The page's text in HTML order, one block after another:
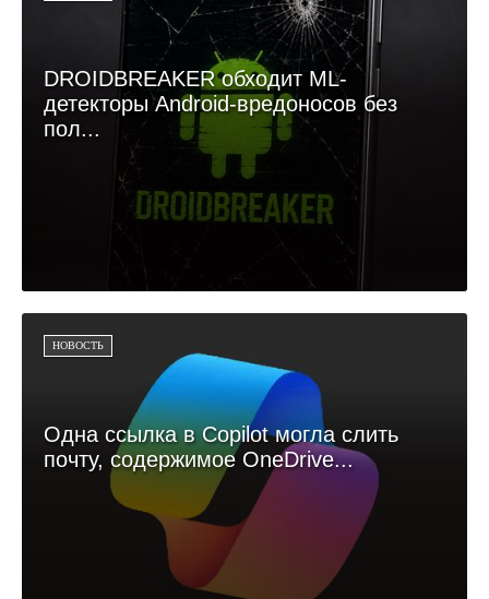
DROIDBREAKER обходит ML-
детекторы Android-вредоносов без
пол...
НОВОСТЬ
Одна ссылка в Copilot могла слить
почту, содержимое OneDrive...